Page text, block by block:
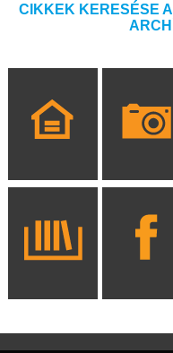
CIKKEK KERESÉSE